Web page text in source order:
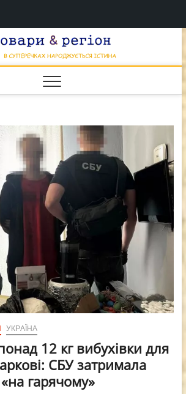
&
НАРОДЖУЄТЬСЯ
УКРАЇНА
12 кг вибухівки для
СБУ затримала
гарячому»